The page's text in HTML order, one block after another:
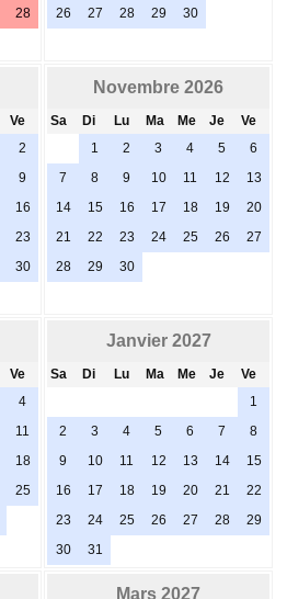
28
26
27 28 29 30
Ve
2
9
16
23
30
Novembre 2026
Sa Di Lu Ma Me Je
Ve
1
2 3 4 5
6
7
8 9 10 11 12
13
14
15 16 17 18 19
20
21
22 23 24 25 26
27
28
29 30
Ve
4
11
18
25
Janvier 2027
Sa Di Lu Ma Me Je
Ve
1
2
3 4 5 6 7
8
9
10 11 12 13 14
15
16
17 18 19 20 21
22
23
24 25 26 27 28
29
30
31
Mars 2027